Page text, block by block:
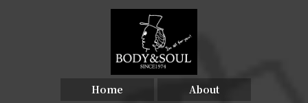
Home
About